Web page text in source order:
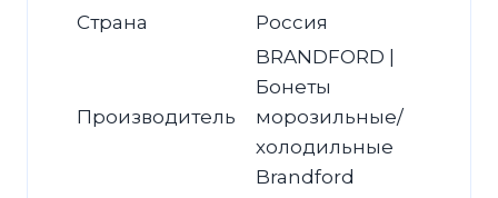
Страна
Россия
Производитель
BRANDFORD |
Бонеты
морозильные/
холодильные
Brandford